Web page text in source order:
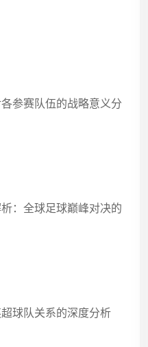
参赛队伍的战略意义分
：全球足球巅峰对决的
球队关系的深度分析